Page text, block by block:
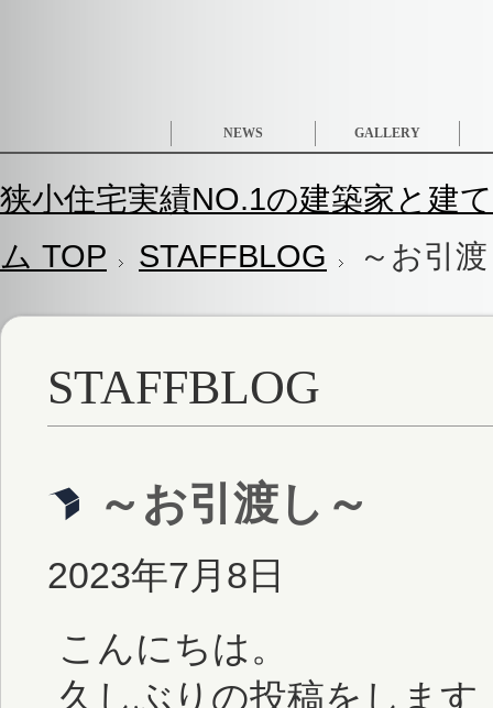
NEWS GALLERY
狭小住宅実績NO.1の建築家と建
ム TOP
STAFFBLOG ～お引
STAFFBLOG
～お引渡し～
2023年7月8日
こんにちは。
久しぶりの投稿をします